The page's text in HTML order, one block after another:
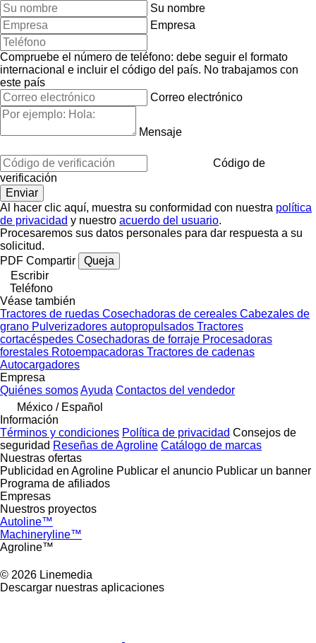
Su nombre
Empresa
Compruebe el número de teléfono: debe seguir el formato
internacional e incluir el código del país. No trabajamos con
este país
Correo electrónico
Mensaje
Código de
verificación
Al hacer clic aquí, muestra su conformidad con nuestra política
de privacidad y nuestro acuerdo del usuario.
Procesaremos sus datos personales para dar respuesta a su
solicitud.
PDF Compartir
Queja
Escribir
Teléfono
Véase también
Tractores de ruedas Cosechadoras de cereales Cabezales de
grano Pulverizadores autopropulsados Tractores
cortacéspedes Cosechadoras de forraje Procesadoras
forestales Rotoempacadoras Tractores de cadenas
Autocargadores
Empresa
Quiénes somosAyuda Contactos del vendedor
México / Español
Información
Términos y condiciones Política de privacidad Consejos de
seguridad Reseñas de Agroline Catálogo de marcas
Nuestras ofertas
Publicidad en Agroline Publicar el anuncio Publicar un banner
Programa de afiliados
Empresas
Nuestros proyectos
Autoline™
Machineryline™
Agroline™
© 2026 Linemedia
Descargar nuestras aplicaciones